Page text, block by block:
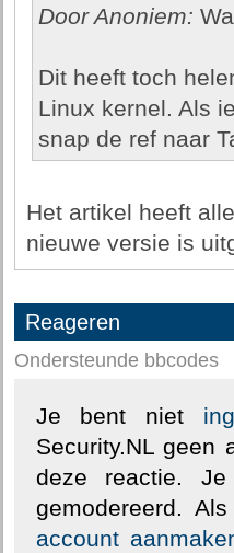
Door Anoniem:
Dit heeft toch
Linux kernel. Als
snap de ref naar
Het artikel heeft
nieuwe versie is
Reageren
Ondersteunde bbcodes
Je bent niet
Security.NL geen
deze reactie.
gemodereerd.
account